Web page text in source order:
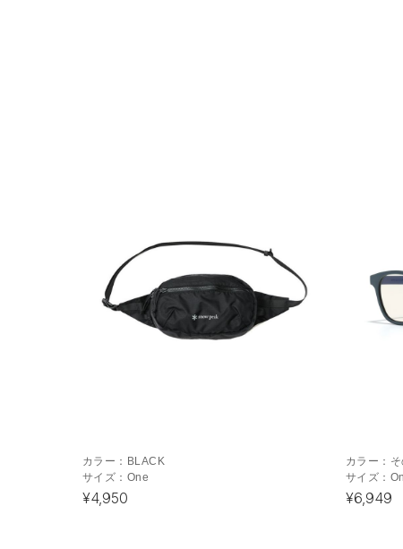
カラー： BLACK
サイズ： One
¥4,950
カラー：
サイズ：
¥6,949